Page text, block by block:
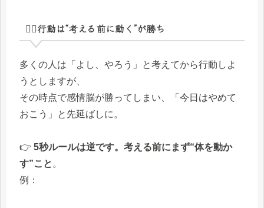
🚶‍♂️行動は“考える前に動く”が勝ち
多くの人は「よし、やろう」と考えてから行動しよ
うとしますが、
その時点で感情脳が勝ってしまい、「今日はやめて
おこう」と先延ばしに。
👉 5秒ルールは逆です。考える前にまず“体を動か
す”こと。
例：